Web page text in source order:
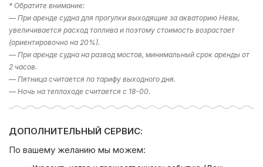
Поделиться:
Если у вас остался вопрос “Какое направление
выбрать?” , то в подборе экскурсии вам поможет наш
раздел фото галерея, где указаны некоторые
направления. Либо наш менеджер предложит вам
варианты исходя из ваших пожеланий – просто наберите
телефон в шапке сайта!
Компания Ру-Чартерс всегда рада предложить вам
* Обратите внимание:
— При аренде судна для прогулки выходящие за акваторию Невы,
увеличивается расход топлива и поэтому стоимость возрастает
(ориентировочно на 20%).
— При аренде судна на развод мостов, минимальный срок аренды от
2 часов.
— Пятница считается по тарифу выходного дня.
— Ночь на теплоходе считается с 18-00.
ДОПОЛНИТЕЛЬНЫЙ СЕРВИС:
По вашему желанию мы можем: